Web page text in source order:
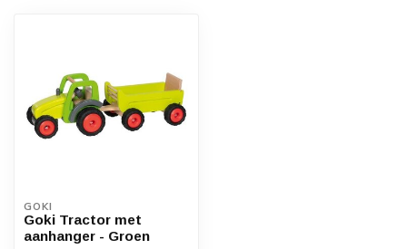
GOKI
Goki Tractor met
aanhanger - Groen